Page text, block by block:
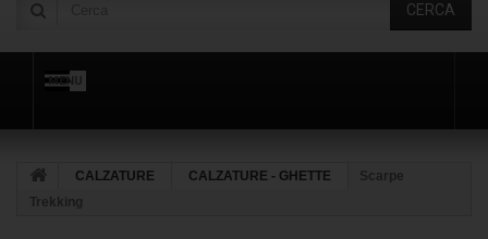
CERCA
MENU
CALZATURE CALZATURE - GHETTE
Scarpe
Trekking